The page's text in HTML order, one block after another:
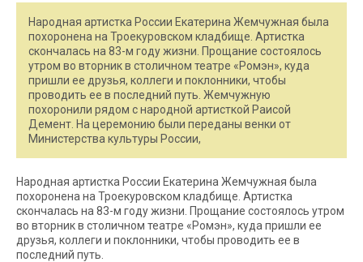
Народная артистка России Екатерина Жемчужная была
похоронена на Троекуровском кладбище. Артистка
скончалась на 83-м году жизни. Прощание состоялось
утром во вторник в столичном театре «Ромэн», куда
пришли ее друзья, коллеги и поклонники, чтобы
проводить ее в последний путь. Жемчужную
похоронили рядом с народной артисткой Раисой
Демент. На церемонию были переданы венки от
Министерства культуры России,
Народная артистка России Екатерина Жемчужная была
похоронена на Троекуровском кладбище. Артистка
скончалась на 83-м году жизни. Прощание состоялось утром
во вторник в столичном театре «Ромэн», куда пришли ее
друзья, коллеги и поклонники, чтобы проводить ее в
последний путь.